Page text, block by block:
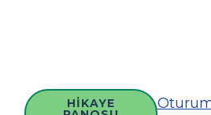
HIKAYE